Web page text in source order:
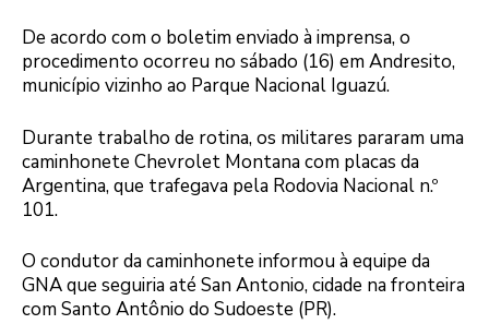
De acordo com o boletim enviado à imprensa, o
procedimento ocorreu no sábado (16) em Andresito,
município vizinho ao Parque Nacional Iguazú.
Durante trabalho de rotina, os militares pararam uma
caminhonete Chevrolet Montana com placas da
Argentina, que trafegava pela Rodovia Nacional n.º
101.
O condutor da caminhonete informou à equipe da
GNA que seguiria até San Antonio, cidade na fronteira
com Santo Antônio do Sudoeste (PR).